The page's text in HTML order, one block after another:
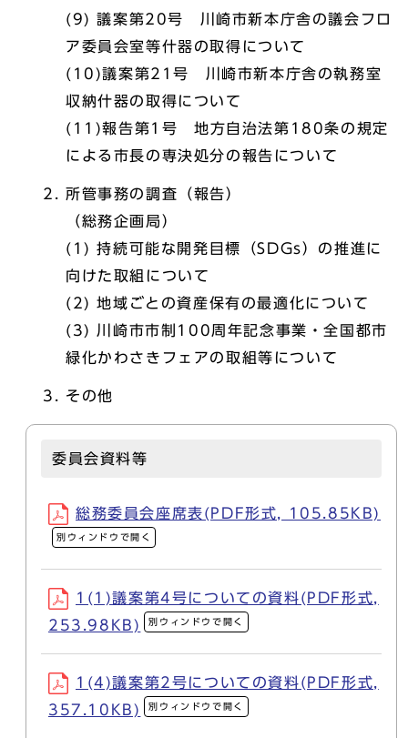
(9) 議案第20号 川崎市新本庁舎の議会フロ
ア委員会室等什器の取得について
(10)議案第21号 川崎市新本庁舎の執務室
収納什器の取得について
(11)報告第1号 地方自治法第180条の規定
による市長の専決処分の報告について
所管事務の調査（報告）
（総務企画局）
(1) 持続可能な開発目標（SDGs）の推進に
向けた取組について
(2) 地域ごとの資産保有の最適化について
(3) 川崎市市制100周年記念事業・全国都市
緑化かわさきフェアの取組等について
その他
委員会資料等
総務委員会座席表(PDF形式, 105.85KB)
別ウィンドウで開く
1(1)議案第4号についての資料(PDF形式,
253.98KB)
別ウィンドウで開く
1(4)議案第2号についての資料(PDF形式,
357.10KB)
別ウィンドウで開く